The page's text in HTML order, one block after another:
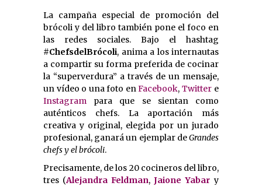
La campaña especial de promoción del
brócoli y del libro también pone el foco en
las redes sociales. Bajo el hashtag
#ChefsdelBrócoli, anima a los internautas
a compartir su forma preferida de cocinar
la “superverdura” a través de un mensaje,
un vídeo o una foto en Facebook, Twitter e
Instagram para que se sientan como
auténticos chefs. La aportación más
creativa y original, elegida por un jurado
profesional, ganará un ejemplar deGrandes
chefs y el brócoli.
Precisamente, de los 20 cocineros del libro,
tres (Alejandra Feldman, Jaione Yabar y